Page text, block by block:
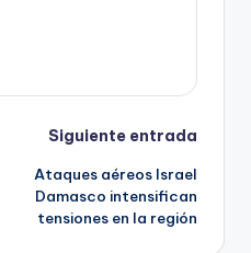
Siguiente entrada
Ataques aéreos Israel
Damasco intensifican
tensiones en la región